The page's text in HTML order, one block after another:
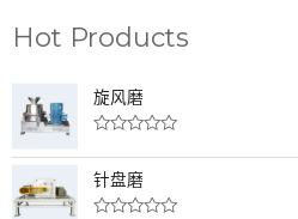
Hot Products
旋风磨
分
0
&
s
针盘磨